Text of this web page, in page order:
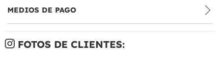
MEDIOS DE PAGO
FOTOS DE CLIENTES: